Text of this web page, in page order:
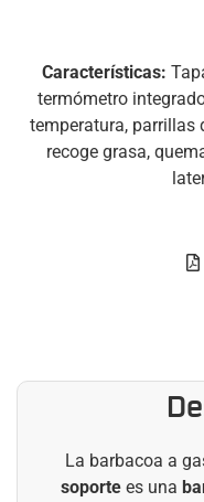
Características:
termómetro
temperatura, parrillas
recoge grasa,
La barbacoa a
soporte es una